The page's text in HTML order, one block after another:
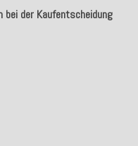
bei der Kaufentscheidung